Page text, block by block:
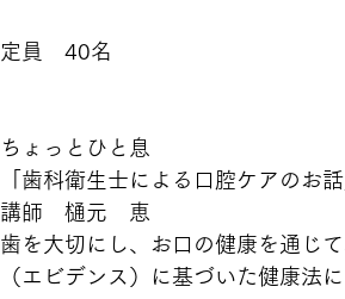
定員　40名
ちょっとひと息
「歯科衛生士による口腔ケアのお話
講師　樋元　恵
歯を大切にし、お口の健康を通じ
（エビデンス）に基づいた健康法